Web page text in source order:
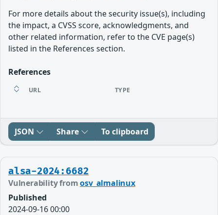
For more details about the security issue(s), including
the impact, a CVSS score, acknowledgments, and
other related information, refer to the CVE page(s)
listed in the References section.
References
URL TYPE
JSON Share To clipboard
alsa-2024:6682
Vulnerability fromosv_almalinux
Published
2024-09-16 00:00